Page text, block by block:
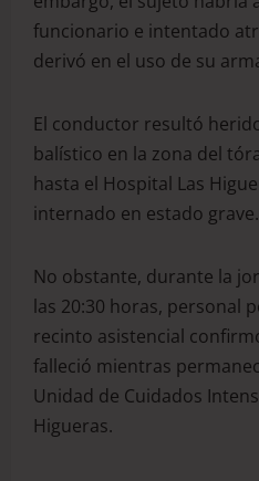
funcionario e intentado
derivó en el uso de su
El conductor resultó
balístico en la zona del
hasta el Hospital Las
internado en estado grave.
No obstante, durante la
las 20:30 horas, personal
recinto asistencial
falleció mientras
Unidad de Cuidados
Higueras.